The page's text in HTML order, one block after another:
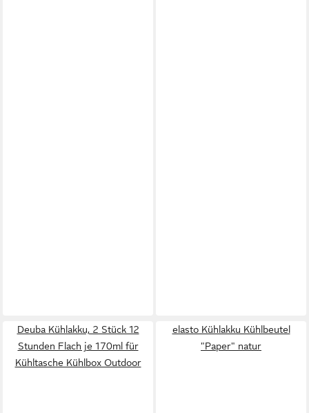
Deuba Kühlakku, 2 Stück 12
Stunden Flach je 170ml für
Kühltasche Kühlbox Outdoor
elasto Kühlakku Kühlbeutel
"Paper" natur